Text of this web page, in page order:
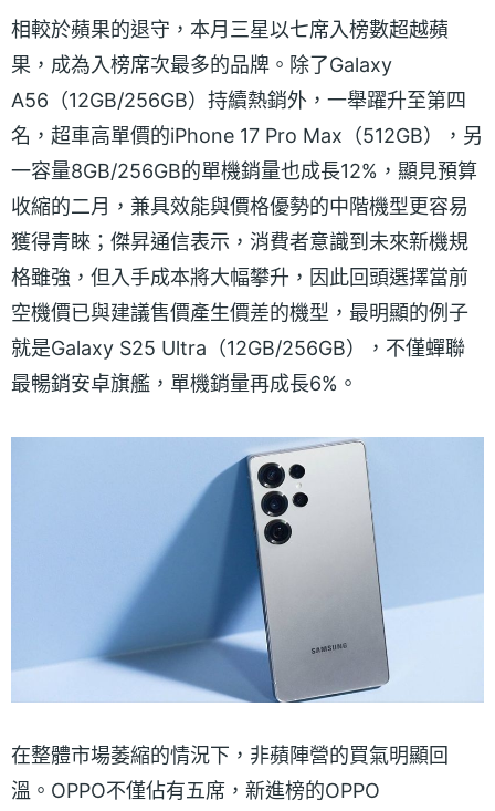
相較於蘋果的退守，本月三星以七席入榜數超越蘋
果，成為入榜席次最多的品牌。除了Galaxy
A56（12GB/256GB）持續熱銷外，一舉躍升至第四
名，超車高單價的iPhone 17 Pro Max（512GB），另
一容量8GB/256GB的單機銷量也成長12%，顯見預算
收縮的二月，兼具效能與價格優勢的中階機型更容易
獲得青睞；傑昇通信表示，消費者意識到未來新機規
格雖強，但入手成本將大幅攀升，因此回頭選擇當前
空機價已與建議售價產生價差的機型，最明顯的例子
就是Galaxy S25 Ultra（12GB/256GB），不僅蟬聯
最暢銷安卓旗艦，單機銷量再成長6%。
在整體市場萎縮的情況下，非蘋陣營的買氣明顯回
溫。OPPO不僅佔有五席，新進榜的OPPO